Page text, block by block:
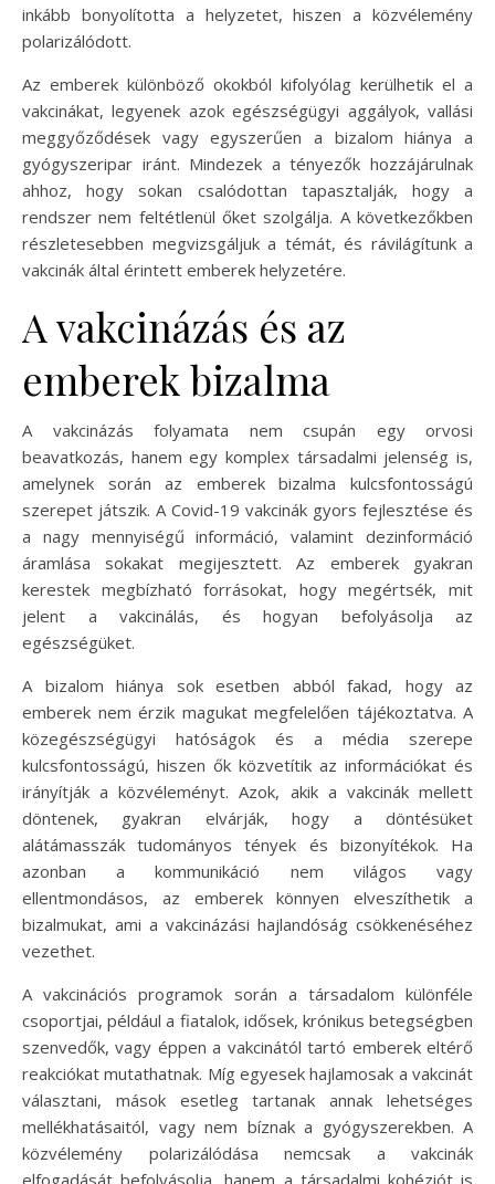
inkább bonyolította a helyzetet, hiszen a közvélemény
polarizálódott.
Az emberek különböző okokból kifolyólag kerülhetik el a
vakcinákat, legyenek azok egészségügyi aggályok, vallási
meggyőződések vagy egyszerűen a bizalom hiánya a
gyógyszeripar iránt. Mindezek a tényezők hozzájárulnak
ahhoz, hogy sokan csalódottan tapasztalják, hogy a
rendszer nem feltétlenül őket szolgálja. A következőkben
részletesebben megvizsgáljuk a témát, és rávilágítunk a
vakcinák által érintett emberek helyzetére.
A vakcinázás és az
emberek bizalma
A vakcinázás folyamata nem csupán egy orvosi
beavatkozás, hanem egy komplex társadalmi jelenség is,
amelynek során az emberek bizalma kulcsfontosságú
szerepet játszik. A Covid-19 vakcinák gyors fejlesztése és
a nagy mennyiségű információ, valamint dezinformáció
áramlása sokakat megijesztett. Az emberek gyakran
kerestek megbízható forrásokat, hogy megértsék, mit
jelent a vakcinálás, és hogyan befolyásolja az
egészségüket.
A bizalom hiánya sok esetben abból fakad, hogy az
emberek nem érzik magukat megfelelően tájékoztatva. A
közegészségügyi hatóságok és a média szerepe
kulcsfontosságú, hiszen ők közvetítik az információkat és
irányítják a közvéleményt. Azok, akik a vakcinák mellett
döntenek, gyakran elvárják, hogy a döntésüket
alátámasszák tudományos tények és bizonyítékok. Ha
azonban a kommunikáció nem világos vagy
ellentmondásos, az emberek könnyen elveszíthetik a
bizalmukat, ami a vakcinázási hajlandóság csökkenéséhez
vezethet.
A vakcinációs programok során a társadalom különféle
csoportjai, például a fiatalok, idősek, krónikus betegségben
szenvedők, vagy éppen a vakcinától tartó emberek eltérő
reakciókat mutathatnak. Míg egyesek hajlamosak a vakcinát
választani, mások esetleg tartanak annak lehetséges
mellékhatásaitól, vagy nem bíznak a gyógyszerekben. A
közvélemény polarizálódása nemcsak a vakcinák
elfogadását befolyásolja, hanem a társadalmi kohéziót is